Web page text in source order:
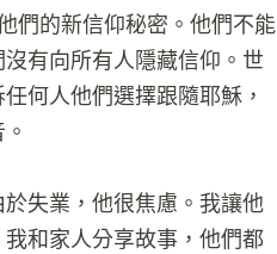
們的新信仰秘密。他們不能
有向所有人隱藏信仰。世
何人他們選擇跟隨耶穌，
失業，他很焦慮。我讓他
和家人分享故事，他們都